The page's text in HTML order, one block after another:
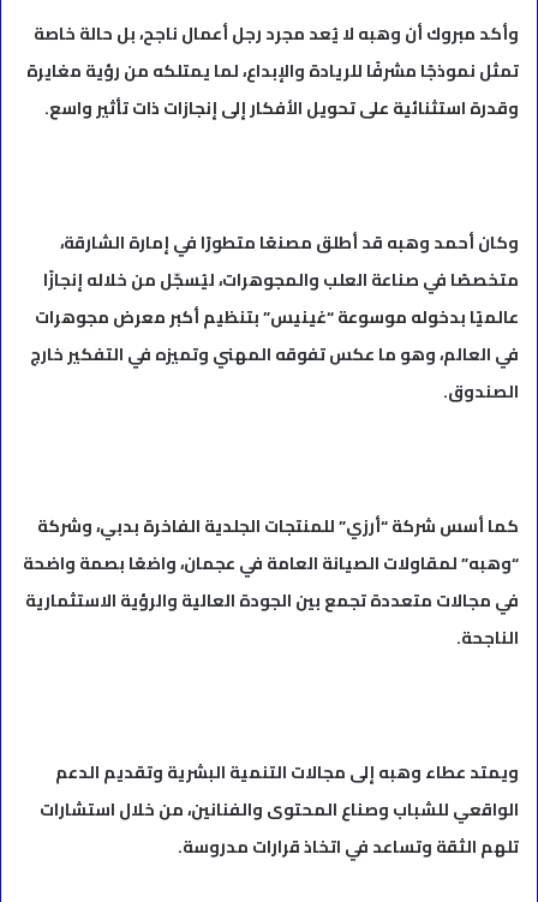
وأكد مبروك أن وهبه لا يُعد مجرد رجل أعمال ناجح، بل حالة خاصة
تمثل نموذجًا مشرفًا للريادة والإبداع، لما يمتلكه من رؤية مغايرة
وقدرة استثنائية على تحويل الأفكار إلى إنجازات ذات تأثير واسع.
وكان أحمد وهبه قد أطلق مصنعًا متطورًا في إمارة الشارقة،
متخصصًا في صناعة العلب والمجوهرات، ليُسجّل من خلاله إنجازًا
عالميًا بدخوله موسوعة “غينيس” بتنظيم أكبر معرض مجوهرات
في العالم، وهو ما عكس تفوقه المهني وتميزه في التفكير خارج
الصندوق.
كما أسس شركة “أرزي” للمنتجات الجلدية الفاخرة بدبي، وشركة
“وهبه” لمقاولات الصيانة العامة في عجمان، واضعًا بصمة واضحة
في مجالات متعددة تجمع بين الجودة العالية والرؤية الاستثمارية
الناجحة.
ويمتد عطاء وهبه إلى مجالات التنمية البشرية وتقديم الدعم
الواقعي للشباب وصناع المحتوى والفنانين، من خلال استشارات
تلهم الثقة وتساعد في اتخاذ قرارات مدروسة.